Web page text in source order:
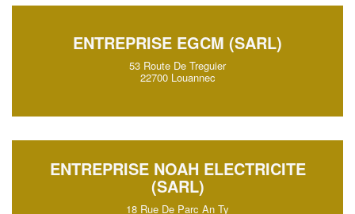
ENTREPRISE EGCM (SARL)
53 Route De Treguier
22700 Louannec
ENTREPRISE NOAH ELECTRICITE
(SARL)
18 Rue De Parc An Ty